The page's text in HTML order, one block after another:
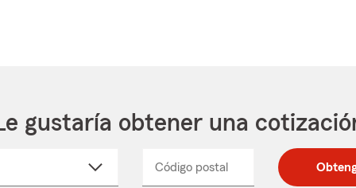
gustaría obtener una
Código postal
_____